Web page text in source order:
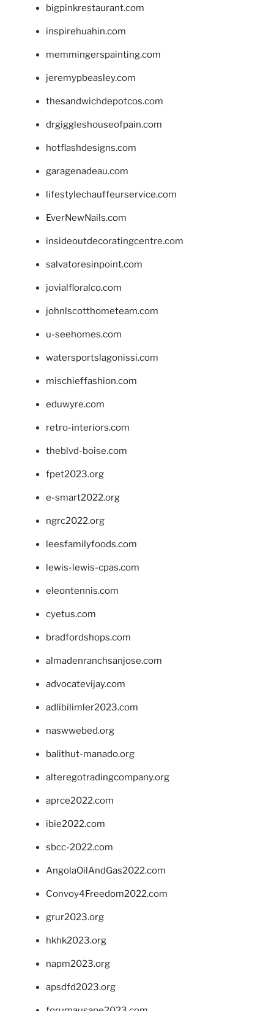
bigpinkrestaurant.com
inspirehuahin.com
memmingerspainting.com
jeremypbeasley.com
thesandwichdepotcos.com
drgiggleshouseofpain.com
hotflashdesigns.com
garagenadeau.com
lifestylechauffeurservice.com
EverNewNails.com
insideoutdecoratingcentre.com
salvatoresinpoint.com
jovialfloralco.com
johnlscotthometeam.com
u-seehomes.com
watersportslagonissi.com
mischieffashion.com
eduwyre.com
retro-interiors.com
theblvd-boise.com
fpet2023.org
e-smart2022.org
ngrc2022.org
leesfamilyfoods.com
lewis-lewis-cpas.com
eleontennis.com
cyetus.com
bradfordshops.com
almadenranchsanjose.com
advocatevijay.com
adlibilimler2023.com
naswwebed.org
balithut-manado.org
alteregotradingcompany.org
aprce2022.com
ibie2022.com
sbcc-2022.com
AngolaOilAndGas2022.com
Convoy4Freedom2022.com
grur2023.org
hkhk2023.org
napm2023.org
apsdfd2023.org